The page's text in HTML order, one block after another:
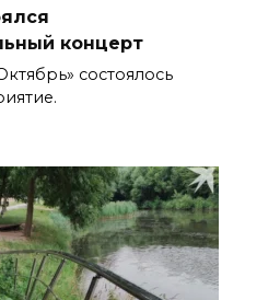
концерт
состоялось